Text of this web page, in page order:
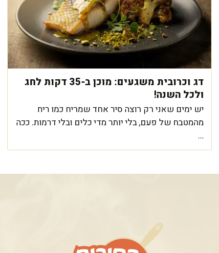
דג וכרובית משגעים: מוכן ב-35 דקות לחג
ולכל השנה!
יש ימים שאני רק רוצה סיר אחד שמריח כמו ריח
מהמטבח של פעם, בלי יותר מדי כלים ובלי דרמות. ככה
...